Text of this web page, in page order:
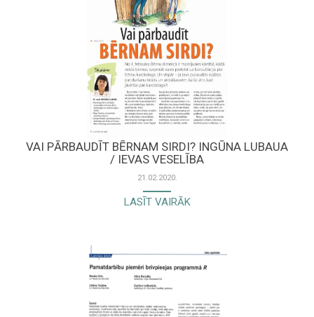
VAI PĀRBAUDĪT BĒRNAM SIRDI? INGŪNA LUBAUA
/ IEVAS VESELĪBA
21.02.2020.
LASĪT VAIRĀK